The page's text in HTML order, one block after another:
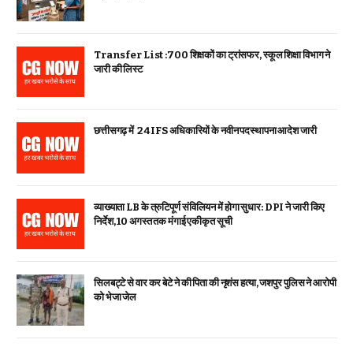
Transfer List :700 शिक्षकों का ट्रांसफर, स्कूल शिक्षा विभाग ने
जारी की लिस्ट
छत्तीसगढ़ में 24 IFS अधिकारियों के नवीन पदस्थापना आदेश जारी
व्याख्याता LB के त्रुटिपूर्ण संविलियन में होगा सुधार: DPI ने जारी किए
निर्देश, 10 अगस्त तक मंगाई एकीकृत सूची
सिलबट्टे से वार कर बेटे ने की पिता की नृशंस हत्या, जशपुर पुलिस ने आरोपी
को भेजा जेल